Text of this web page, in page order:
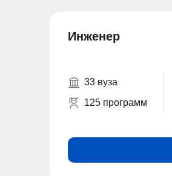
Инженер
33 вуза
125 программ